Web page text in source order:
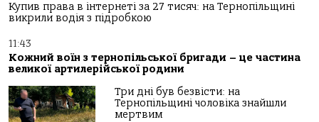
Купив права в інтернеті за 27 тисяч: на Тернопільщині
викрили водія з підробкою
11:43
Кожний воїн з тернопільської бригади – це частина
великої артилерійської родини
Три дні був безвісти: на
Тернопільщині чоловіка знайшли
мертвим